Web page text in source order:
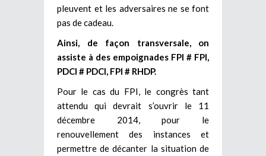
pleuvent et les adversaires ne se font
pas de cadeau.
Ainsi, de façon transversale, on
assiste à des empoignades FPI # FPI,
PDCI # PDCI, FPI # RHDP.
Pour le cas du FPI, le congrès tant
attendu qui devrait s’ouvrir le 11
décembre 2014, pour le
renouvellement des instances et
permettre de décanter la situation de